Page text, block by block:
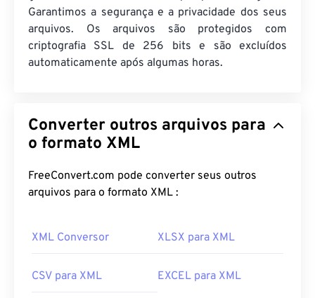
Garantimos a segurança e a privacidade dos seus
arquivos. Os arquivos são protegidos com
criptografia SSL de 256 bits e são excluídos
automaticamente após algumas horas.
Converter outros arquivos para
o formato XML
FreeConvert.com pode converter seus outros
arquivos para o formato XML :
XML Conversor XLSX para XML
CSV para XML EXCEL para XML